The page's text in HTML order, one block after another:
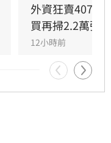
長榮航則獲外資
季線壓力區拉
操作動向與資金
續，將成為影響
外資狂賣407億
買再掃2.2萬張
12小時前